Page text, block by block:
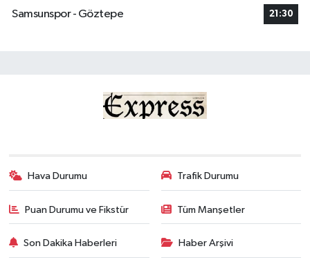
Samsunspor - Göztepe
21:30
Hava Durumu Trafik Durumu
Puan Durumu ve Fikstür Tüm Manşetler
Son Dakika Haberleri Haber Arşivi